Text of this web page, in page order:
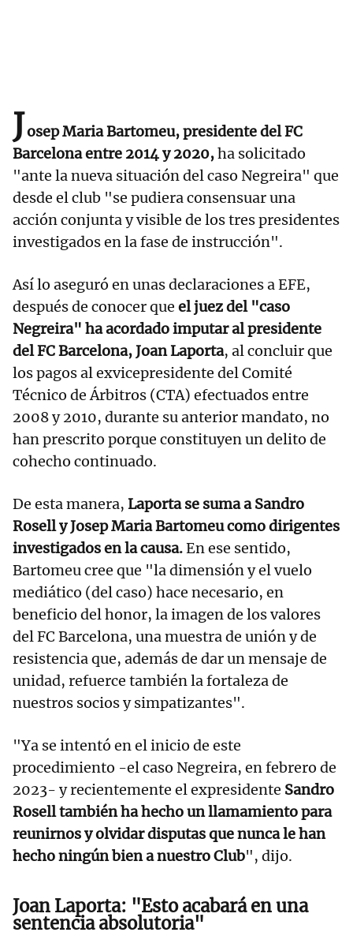
Josep Maria Bartomeu, presidente del FC
Barcelona entre 2014 y 2020,ha solicitado
"ante la nueva situación del caso Negreira" que
desde el club "se pudiera consensuar una
acción conjunta y visible de los tres presidentes
investigados en la fase de instrucción".
Así lo aseguró en unas declaraciones a EFE,
después de conocer que el juez del "caso
Negreira" ha acordado imputar al presidente
del FC Barcelona, Joan Laporta, al concluir que
los pagos al exvicepresidente del Comité
Técnico de Árbitros (CTA) efectuados entre
2008 y 2010, durante su anterior mandato, no
han prescrito porque constituyen un delito de
cohecho continuado.
De esta manera, Laporta se suma a Sandro
Rosell y Josep Maria Bartomeu como dirigentes
investigados en la causa.En ese sentido,
Bartomeu cree que "la dimensión y el vuelo
mediático (del caso) hace necesario, en
beneficio del honor, la imagen de los valores
del FC Barcelona, una muestra de unión y de
resistencia que, además de dar un mensaje de
unidad, refuerce también la fortaleza de
nuestros socios y simpatizantes".
"Ya se intentó en el inicio de este
procedimiento -el caso Negreira, en febrero de
2023- y recientemente el expresidente Sandro
Rosell también ha hecho un llamamiento para
reunirnos y olvidar disputas que nunca le han
hecho ningún bien a nuestro Club", dijo.
Joan Laporta: "Esto acabará en una
sentencia absolutoria"